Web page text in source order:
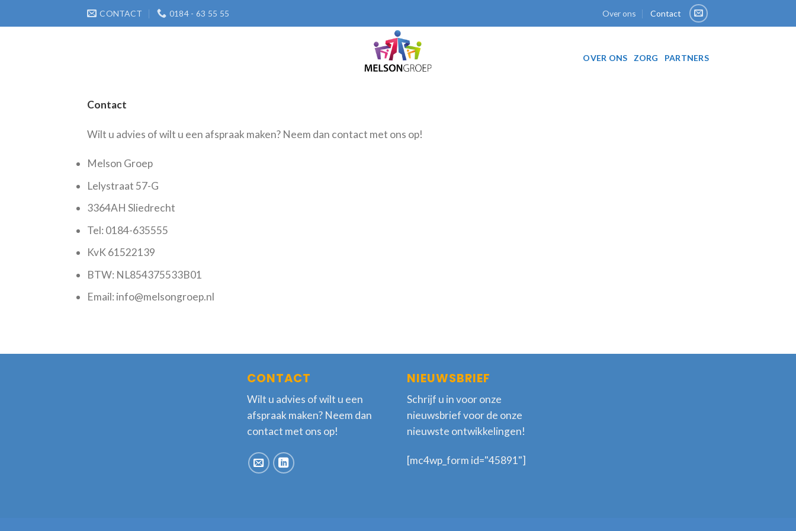
CONTACT 0184 - 63 55 55 Over ons Contact
OVER ONS ZORG PARTNERS
Contact
Wilt u advies of wilt u een afspraak maken? Neem dan contact met ons op!
Melson Groep
Lelystraat 57-G
3364AH Sliedrecht
Tel: 0184-635555
KvK 61522139
BTW: NL854375533B01
Email: info@melsongroep.nl
CONTACT
Wilt u advies of wilt u een
afspraak maken? Neem dan
contact met ons op!
NIEUWSBRIEF
Schrijf u in voor onze
nieuwsbrief voor de onze
nieuwste ontwikkelingen!
[mc4wp_form id="45891"]